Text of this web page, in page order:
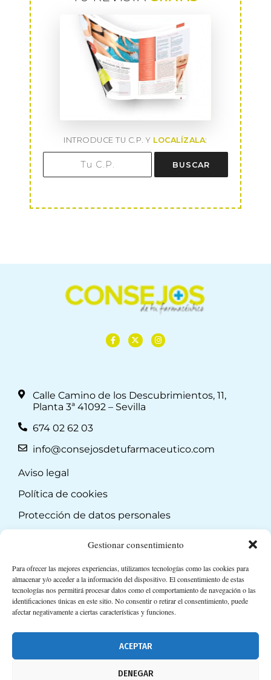
Gestionar consentimiento
Para ofrecer las mejores experiencias, utilizamos tecnologías como las cookies para
almacenar y/o acceder a la información del dispositivo. El consentimiento de estas
tecnologías nos permitirá procesar datos como el comportamiento de navegación o las
identificaciones únicas en este sitio. No consentir o retirar el consentimiento, puede
afectar negativamente a ciertas características y funciones.
ACEPTAR
DENEGAR
INTRODUCE TU C.P. Y LOCALÍZALA:
BUSCAR
Calle Camino de los Descubrimientos, 11,
Planta 3ª 41092 – Sevilla
674 02 62 03
info@consejosdetufarmaceutico.com
Aviso legal
Política de cookies
Protección de datos personales